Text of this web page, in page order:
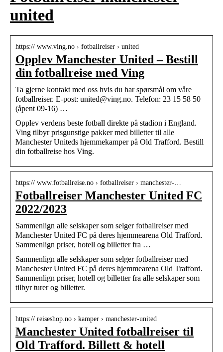
united
https:// www.ving.no › fotballreiser › united
Opplev Manchester United – Bestill
din fotballreise med Ving
Ta gjerne kontakt med oss hvis du har spørsmål om våre
fotballreiser. E-post: united@ving.no. Telefon: 23 15 58 50
(åpent 09-16) …
Opplev verdens beste fotball direkte på stadion i England.
Ving tilbyr prisgunstige pakker med billetter til alle
Manchester Uniteds hjemmekamper på Old Trafford. Bestill
din fotballreise hos Ving.
https:// www.fotballreise.no › fotballreiser › manchester-…
Fotballreiser Manchester United FC
2022/2023
Sammenlign alle selskaper som selger fotballreiser med
Manchester United FC på deres hjemmearena Old Trafford.
Sammenlign priser, hotell og billetter fra …
Sammenlign alle selskaper som selger fotballreiser med
Manchester United FC på deres hjemmearena Old Trafford.
Sammenlign priser, hotell og billetter fra alle selskaper som
tilbyr turer og billetter.
https:// reiseshop.no › kamper › manchester-united
Manchester United fotballreiser til
Old Trafford. Billett & hotell